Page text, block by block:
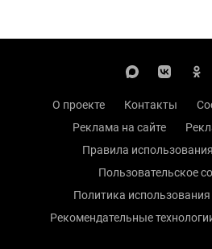
О проекте Контакты
Реклама на сайте
Правила
Пользовательское
Политика
Рекомендательные